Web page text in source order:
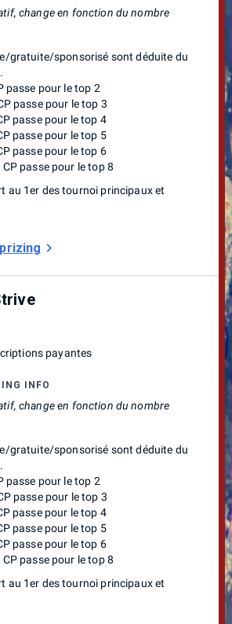
change en fonction du nombre
gratuite/sponsorisé sont déduite du
passe pour le top 2
passe pour le top 3
passe pour le top 4
passe pour le top 5
passe pour le top 6
passe pour le top 8
au 1er des tournoi principaux et
payantes
INFO
change en fonction du nombre
gratuite/sponsorisé sont déduite du
passe pour le top 2
passe pour le top 3
passe pour le top 4
passe pour le top 5
passe pour le top 6
passe pour le top 8
au 1er des tournoi principaux et